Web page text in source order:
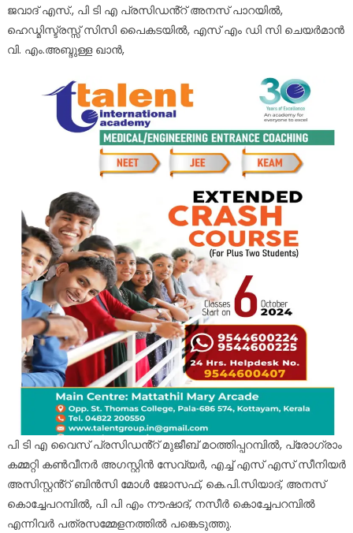
ജവാദ് എസ്., പി ടി എ പ്രസിഡൻ്റ് അനസ് പാറയിൽ,
ഹെഡ്മിസ്ട്രസ്സ് സിസി പൈകടയിൽ, എസ് എം ഡി സി ചെയർമാൻ
വി. എം.അബ്ദുള്ള ഖാൻ,
പി ടി എ വൈസ് പ്രസിഡൻ്റ് മുജീബ് മഠത്തിപ്പറമ്പിൽ, പ്രോഗ്രാം
കമ്മറ്റി കൺവീനർ അഗസ്റ്റിൻ സേവ്യർ, എച്ച് എസ് എസ് സീനിയർ
അസിസ്റ്റൻ്റ് ബിൻസി മോൾ ജോസഫ്, കെ.പി.സിയാദ്, അനസ്
കൊച്ചേപറമ്പിൽ, പി പി എം നൗഷാദ്, നസീർ കൊച്ചേപറമ്പിൽ
എന്നിവർ പത്രസമ്മേളനത്തിൽ പങ്കെടുത്തു.